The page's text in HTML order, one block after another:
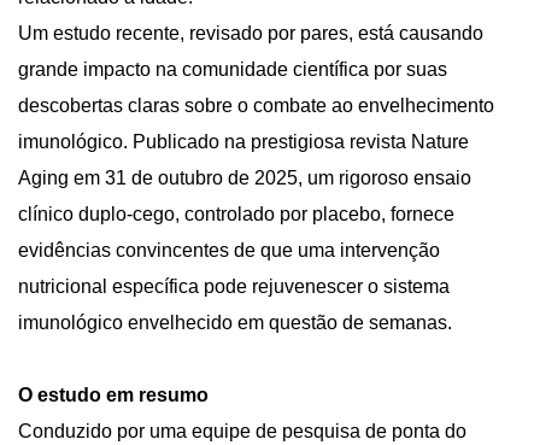
Um estudo recente, revisado por pares, está causando
grande impacto na comunidade científica por suas
descobertas claras sobre o combate ao envelhecimento
imunológico. Publicado na prestigiosa revista Nature
Aging em 31 de outubro de 2025, um rigoroso ensaio
clínico duplo-cego, controlado por placebo, fornece
evidências convincentes de que uma intervenção
nutricional específica pode rejuvenescer o sistema
imunológico envelhecido em questão de semanas.
O estudo em resumo
Conduzido por uma equipe de pesquisa de ponta do